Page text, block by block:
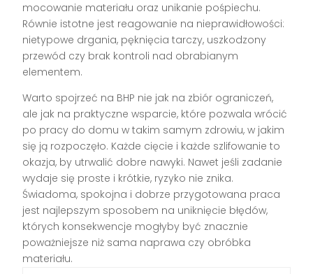
mocowanie materiału oraz unikanie pośpiechu.
Równie istotne jest reagowanie na nieprawidłowości:
nietypowe drgania, pęknięcia tarczy, uszkodzony
przewód czy brak kontroli nad obrabianym
elementem.
Warto spojrzeć na BHP nie jak na zbiór ograniczeń,
ale jak na praktyczne wsparcie, które pozwala wrócić
po pracy do domu w takim samym zdrowiu, w jakim
się ją rozpoczęło. Każde cięcie i każde szlifowanie to
okazja, by utrwalić dobre nawyki. Nawet jeśli zadanie
wydaje się proste i krótkie, ryzyko nie znika.
Świadoma, spokojna i dobrze przygotowana praca
jest najlepszym sposobem na uniknięcie błędów,
których konsekwencje mogłyby być znacznie
poważniejsze niż sama naprawa czy obróbka
materiału.